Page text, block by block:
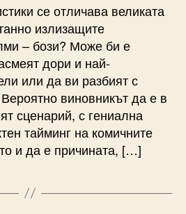
се отличава великата
излизащите
– бози? Може би е
дори и най-
или да ви разбият с
виновникът да е в
сценарий, с гениална
тайминг на комичните
и да е причината, […]